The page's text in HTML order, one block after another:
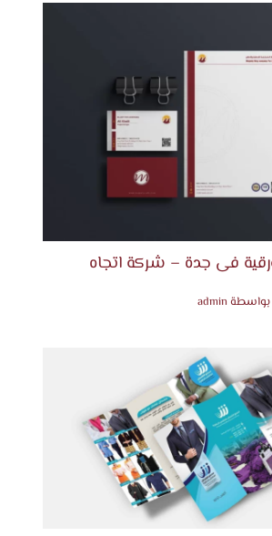
فى جدة – شركة اتجاه
admin